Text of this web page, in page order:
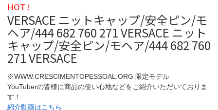
HOT !
VERSACE ニットキャップ/安全ピン/モ
ヘア/444 682 760 271 VERSACE ニット
キャップ/安全ピン/モヘア/444 682 760
271 VERSACE
※WWW.CRESCIMENTOPESSOAL.ORG 限定モデル
YouTuberの皆様に商品の使い心地などをご紹介いただいておりま
す！
紹介動画はこちら